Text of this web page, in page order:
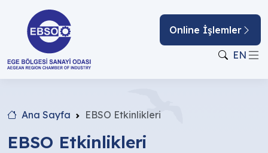
Online İşlemler
EN
Ana Sayfa EBSO Etkinlikleri
EBSO Etkinlikleri